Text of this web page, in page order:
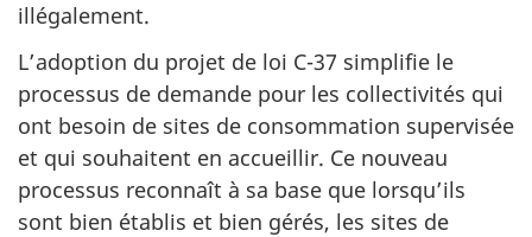
illégalement.
L’adoption du projet de loi C-37 simplifie le
processus de demande pour les collectivités qui
ont besoin de sites de consommation supervisée
et qui souhaitent en accueillir. Ce nouveau
processus reconnaît à sa base que lorsqu’ils
sont bien établis et bien gérés, les sites de